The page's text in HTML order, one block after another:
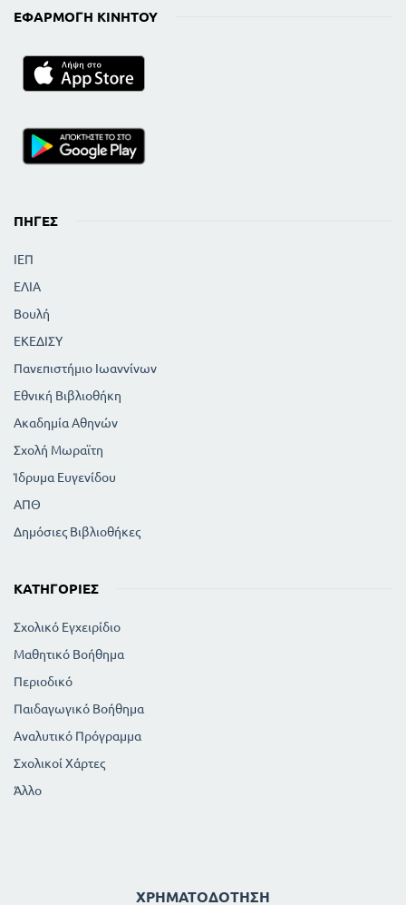
ΕΦΑΡΜΟΓΉ ΚΙΝΗΤΟΎ
ΠΗΓΈΣ
ΙΕΠ
ΕΛΙΑ
Βουλή
ΕΚΕΔΙΣΥ
Πανεπιστήμιο Ιωαννίνων
Εθνική Βιβλιοθήκη
Ακαδημία Αθηνών
Σχολή Μωραϊτη
Ίδρυμα Ευγενίδου
ΑΠΘ
Δημόσιες Βιβλιοθήκες
ΚΑΤΗΓΟΡΊΕΣ
Σχολικό Εγχειρίδιο
Μαθητικό Βοήθημα
Περιοδικό
Παιδαγωγικό Βοήθημα
Αναλυτικό Πρόγραμμα
Σχολικοί Χάρτες
Άλλο
ΧΡΗΜΑΤΟΔΌΤΗΣΗ